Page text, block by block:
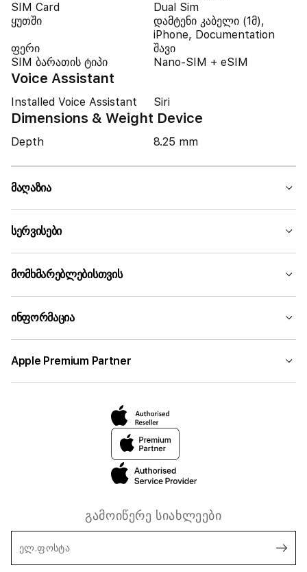
SIM Card
Dual Sim
ყუთში
დამტენი კაბელი (1მ),
iPhone, Documentation
ფერი
შავი
SIM ბარათის ტიპი
Nano-SIM + eSIM
Voice Assistant
Installed Voice Assistant Siri
Dimensions & Weight Device
Depth 8.25 mm
მაღაზია
სერვისები
მომხმარებლებისთვის
ინფორმაცია
Apple Premium Partner
გამოიწერე სიახლეები
ელ.ფოსტა